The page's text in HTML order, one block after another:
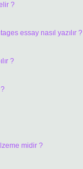
?
essay nasıl yazılır ?
?
midir ?